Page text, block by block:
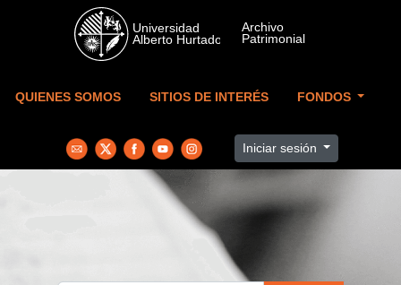
Skip to main content
QUIENES SOMOS SITIOS DE INTERÉS FONDOS
Iniciar sesión